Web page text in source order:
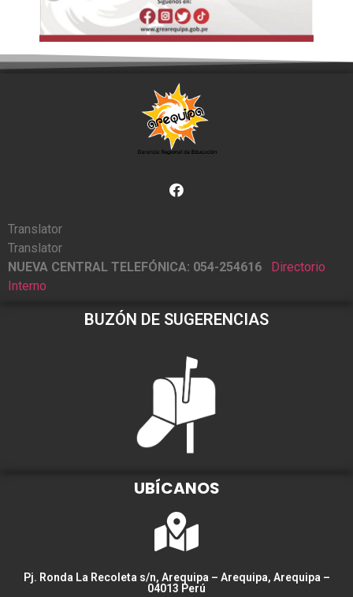
Translator
Translator
NUEVA CENTRAL TELEFÓNICA: 054-254616
Directorio
Interno
BUZÓN DE SUGERENCIAS
UBÍCANOS
Pj. Ronda La Recoleta s/n, Arequipa – Arequipa, Arequipa –
04013 Perú